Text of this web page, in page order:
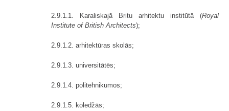
2.9.1.1. Karaliskajā Britu arhitektu institūtā (Royal
Institute of British Architects);
2.9.1.2. arhitektūras skolās;
2.9.1.3. universitātēs;
2.9.1.4. politehnikumos;
2.9.1.5. koledžās;